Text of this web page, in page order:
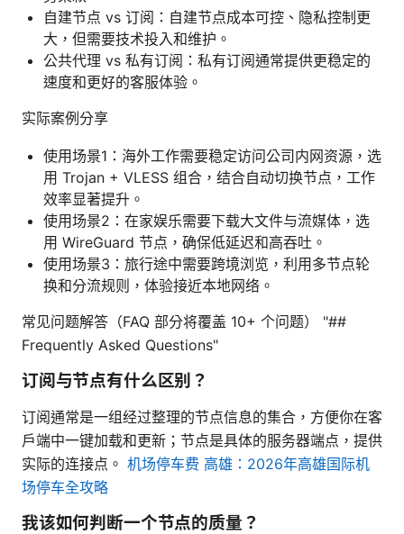
自建节点 vs 订阅：自建节点成本可控、隐私控制更
大，但需要技术投入和维护。
公共代理 vs 私有订阅：私有订阅通常提供更稳定的
速度和更好的客服体验。
实际案例分享
使用场景1：海外工作需要稳定访问公司内网资源，选
用 Trojan + VLESS 组合，结合自动切换节点，工作
效率显著提升。
使用场景2：在家娱乐需要下载大文件与流媒体，选
用 WireGuard 节点，确保低延迟和高吞吐。
使用场景3：旅行途中需要跨境浏览，利用多节点轮
换和分流规则，体验接近本地网络。
常见问题解答（FAQ 部分将覆盖 10+ 个问题） "##
Frequently Asked Questions"
订阅与节点有什么区别？
订阅通常是一组经过整理的节点信息的集合，方便你在客
户端中一键加载和更新；节点是具体的服务器端点，提供
实际的连接点。 机场停车费 高雄：2026年高雄国际机
场停车全攻略
我该如何判断一个节点的质量？